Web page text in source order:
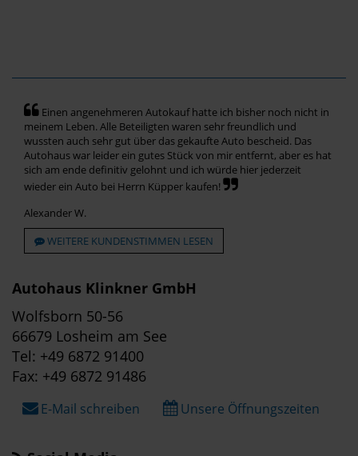
Einen angenehmeren Autokauf hatte ich bisher noch nicht in
meinem Leben. Alle Beteiligten waren sehr freundlich und
wussten auch sehr gut über das gekaufte Auto bescheid. Das
Autohaus war leider ein gutes Stück von mir entfernt, aber es hat
sich am ende definitiv gelohnt und ich würde hier jederzeit
wieder ein Auto bei Herrn Küpper kaufen!
Alexander W.
WEITERE KUNDENSTIMMEN LESEN
Autohaus Klinkner GmbH
Wolfsborn 50-56
66679 Losheim am See
Tel: +49 6872 91400
Fax: +49 6872 91486
E-Mail schreiben Unsere Öffnungszeiten